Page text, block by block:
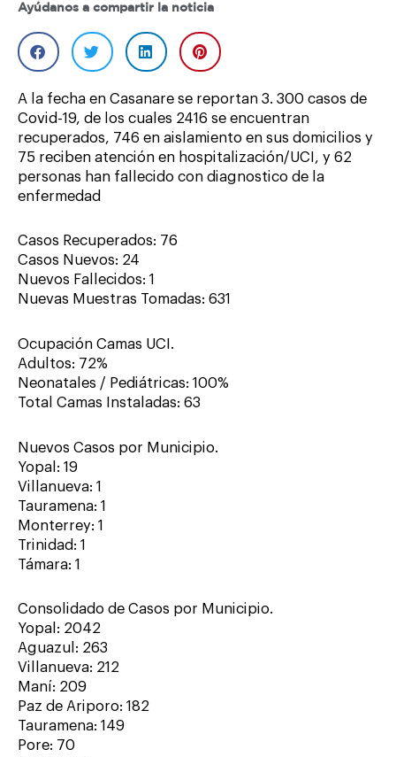
Ayúdanos a compartir la noticia
A la fecha en Casanare se reportan 3. 300 casos de
Covid-19, de los cuales 2416 se encuentran
recuperados, 746 en aislamiento en sus domicilios y
75 reciben atención en hospitalización/UCI, y 62
personas han fallecido con diagnostico de la
enfermedad
Casos Recuperados: 76
Casos Nuevos: 24
Nuevos Fallecidos: 1
Nuevas Muestras Tomadas: 631
Ocupación Camas UCI.
Adultos: 72%
Neonatales / Pediátricas: 100%
Total Camas Instaladas: 63
Nuevos Casos por Municipio.
Yopal: 19
Villanueva: 1
Tauramena: 1
Monterrey: 1
Trinidad: 1
Támara: 1
Consolidado de Casos por Municipio.
Yopal: 2042
Aguazul: 263
Villanueva: 212
Maní: 209
Paz de Ariporo: 182
Tauramena: 149
Pore: 70